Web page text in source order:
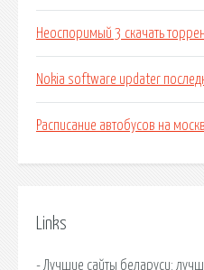
Неоспоримый 3 скачать
Nokia software updater
Расписание автобусов на
Links
- Лучшие сайты беларуси: